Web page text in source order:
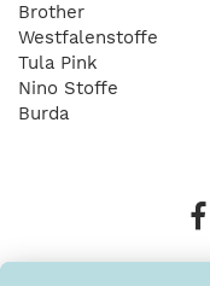
Brother
Westfalenstoffe
Tula Pink
Nino Stoffe
Burda